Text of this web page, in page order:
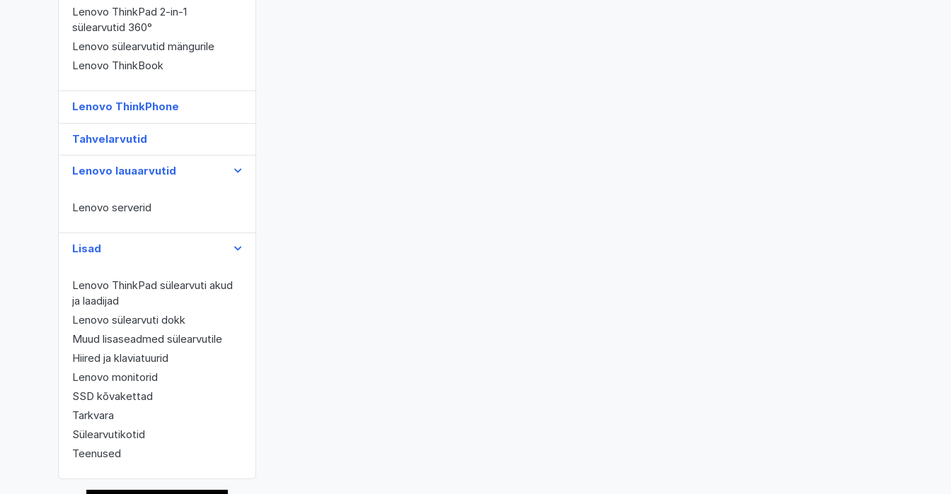
Lenovo ThinkPad 2-in-1
sülearvutid 360°
Lenovo sülearvutid mängurile
Lenovo ThinkBook
Lenovo ThinkPhone
Tahvelarvutid
Lenovo lauaarvutid
Lenovo serverid
Lisad
Lenovo ThinkPad sülearvuti akud
ja laadijad
Lenovo sülearvuti dokk
Muud lisaseadmed sülearvutile
Hiired ja klaviatuurid
Lenovo monitorid
SSD kõvakettad
Tarkvara
Sülearvutikotid
Teenused